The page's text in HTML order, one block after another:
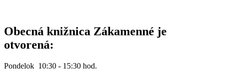
Obecná knižnica Zákamenné je
otvorená:
Pondelok 10:30 - 15:30 hod.